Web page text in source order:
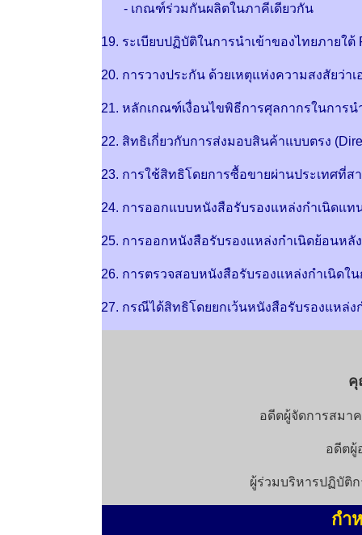
- เกณฑ์ร่วมกันผลิตในภาคีเดียวกัน
19. ระเบียบปฏิบัติในการนำเข้าของไทยภายใต้
20. การวางประกัน ด้วยเหตุแห่งความสงสัยว่า
21. หลักเกณฑ์เงื่อนไขพิธีการศุลกากรในการน
22. สิทธิเกี่ยวกับการส่งมอบสินค้าแบบตรง
23. การใช้สิทธิโดยการซื้อขายผ่านประเทศที่ส
24. การออกแบบหนังสือรับรองแหล่งกำเนิดแท
25. การออกหนังสือรับรองแหล่งกำเนิดย้อนหลั
26. การตรวจสอบหนังสือรับรองแหล่งกำเนิดใ
27. กรณีได้สิทธิโดยยกเว้นหนังสือรับรองแหล่ง
คุ
อดีตผู้จัดการสม
อดีตผู้
ผู้ร่วมบริหารปฏิบัติก
กำ